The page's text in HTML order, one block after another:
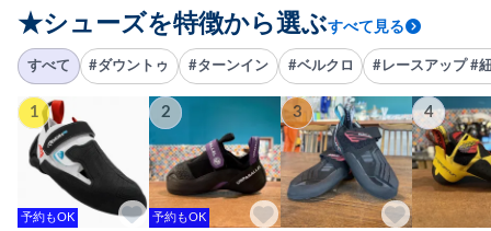
★シューズを特徴から選ぶすべて見る
すべて #ダウントゥ #ターンイン #ベルクロ #レースアップ #
1
予約もOK
2
予約もOK
3 4